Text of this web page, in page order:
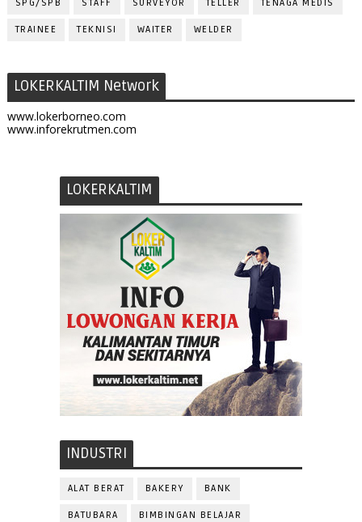
SPG/SPB STAFF SURVEYOR TELLER TENAGA MEDIS
TRAINEE TEKNISI WAITER WELDER
LOKERKALTIM Network
www.lokerborneo.com
www.inforekrutmen.com
LOKERKALTIM
INDUSTRI
ALAT BERAT BAKERY BANK
BATUBARA BIMBINGAN BELAJAR